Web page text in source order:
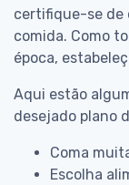
certifique-se de
comida. Como
época,
Aqui estão
desejado plano
Coma
Escolha